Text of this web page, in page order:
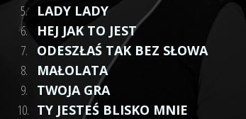
5.
LADY LADY
6.
HEJ JAK TO JEST
7.
ODESZŁAŚ TAK BEZ SŁOWA
8.
MAŁOLATA
9.
TWOJA GRA
10. TY JESTEŚ BLISKO MNIE